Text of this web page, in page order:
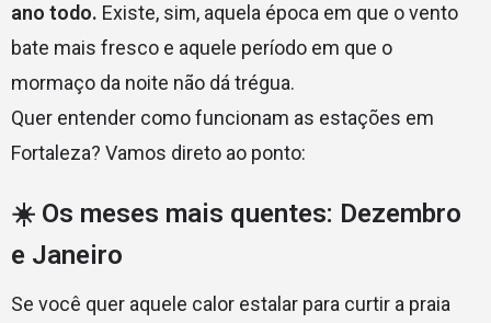
ano todo. Existe, sim, aquela época em que o vento
bate mais fresco e aquele período em que o
mormaço da noite não dá trégua.
Quer entender como funcionam as estações em
Fortaleza? Vamos direto ao ponto:
☀️ Os meses mais quentes: Dezembro
e Janeiro
Se você quer aquele calor estalar para curtir a praia